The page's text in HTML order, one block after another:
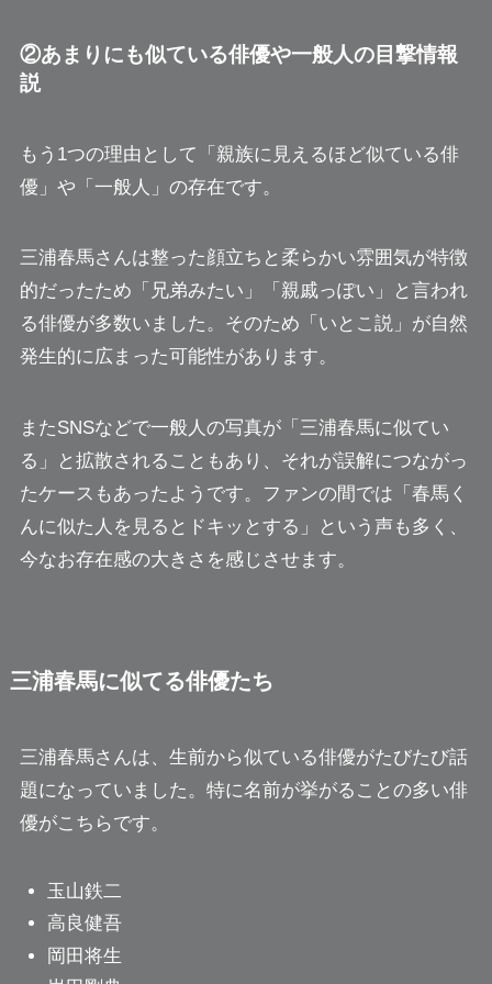
②あまりにも似ている俳優や一般人の目撃情報
説
もう1つの理由として「親族に見えるほど似ている俳
優」や「一般人」の存在です。
三浦春馬さんは整った顔立ちと柔らかい雰囲気が特徴
的だったため「兄弟みたい」「親戚っぽい」と言われ
る俳優が多数いました。そのため「いとこ説」が自然
発生的に広まった可能性があります。
またSNSなどで一般人の写真が「三浦春馬に似てい
る」と拡散されることもあり、それが誤解につながっ
たケースもあったようです。ファンの間では「春馬く
んに似た人を見るとドキッとする」という声も多く、
今なお存在感の大きさを感じさせます。
三浦春馬に似てる俳優たち
三浦春馬さんは、生前から似ている俳優がたびたび話
題になっていました。特に名前が挙がることの多い俳
優がこちらです。
玉山鉄二
高良健吾
岡田将生